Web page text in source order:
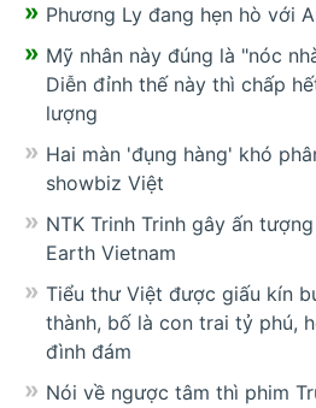
Phương Ly đang hẹn hò với
Mỹ nhân này đúng là "nóc
Diễn đỉnh thế này thì chấp
lượng
Hai màn 'đụng hàng' khó
showbiz Việt
NTK Trinh Trinh gây ấn
Earth Vietnam
Tiểu thư Việt được giấu kín
thành, bố là con trai tỷ phú,
đình đám
Nói về ngược tâm thì phim